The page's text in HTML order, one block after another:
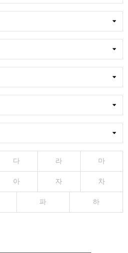
다 라 마
아 자 차
파 하